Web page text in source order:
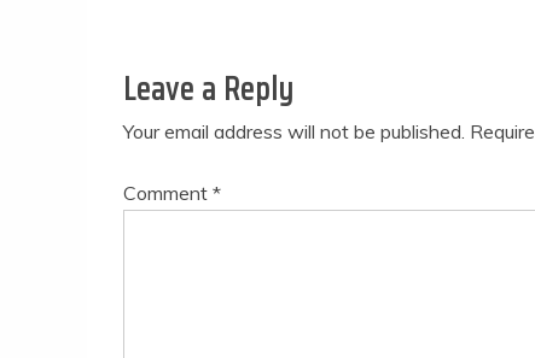
Leave a Reply
Your email address will not be published.
Comment *